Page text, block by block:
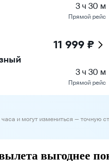
3 ч 30 м
Прямой рейс
11 999 ₽
3 ч 30 м
Прямой рейс
и могут измениться — точную
выгоднее